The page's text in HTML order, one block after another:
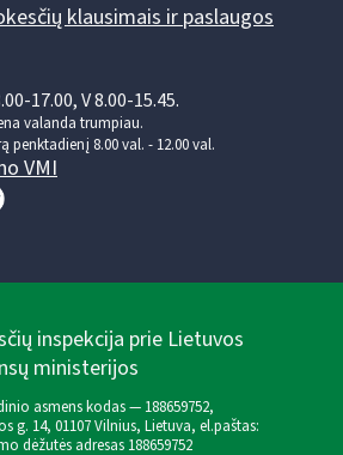
klausimais ir paslaugos
17.00, V 8.00-15.45.
valanda trumpiau.
penktadienį 8.00 val. - 12.00 val.
VMI
inspekcija prie Lietuvos
ministerijos
asmens kodas — 188659752,
g. 14, 01107 Vilnius, Lietuva, el.paštas:
dėžutės adresas 188659752